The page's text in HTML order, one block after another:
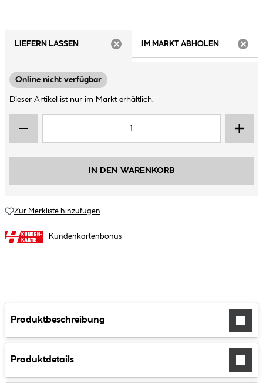
LIEFERN LASSEN
IM MARKT ABHOLEN
Online nicht verfügbar
Dieser Artikel ist nur im Markt erhältlich.
IN DEN WARENKORB
Zur Merkliste hinzufügen
Kundenkartenbonus
Produktbeschreibung
Produktdetails